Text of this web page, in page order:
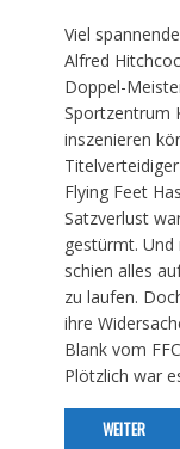
Viel
Alfred
Doppel-
Sportzentrum
inszenieren
Flying Feet
Satzverlust
gestürmt.
schien alles
zu laufen.
ihre
Blank vom
Plötzlich war
WEITER